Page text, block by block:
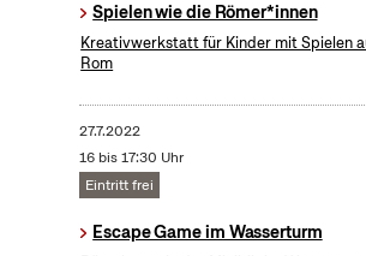
Spielen wie die Römer*innen
Kreativwerkstatt für Kinder mit Spielen
Rom
27.7.2022
16 bis 17:30 Uhr
Eintritt frei
Escape Game im Wasserturm